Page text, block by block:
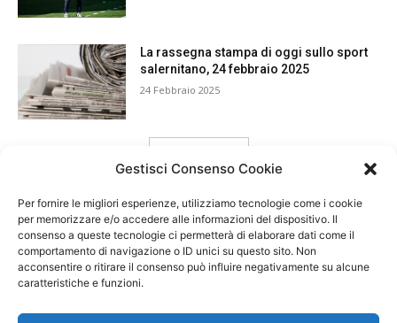
Gestisci Consenso Cookie
Per fornire le migliori esperienze, utilizziamo tecnologie come i cookie
per memorizzare e/o accedere alle informazioni del dispositivo. Il
consenso a queste tecnologie ci permetterà di elaborare dati come il
comportamento di navigazione o ID unici su questo sito. Non
acconsentire o ritirare il consenso può influire negativamente su alcune
caratteristiche e funzioni.
La rassegna stampa di oggi sullo sport
salernitano, 24 febbraio 2025
24 Febbraio 2025